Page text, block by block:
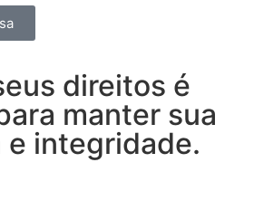
direitos é
manter sua
e integridade.